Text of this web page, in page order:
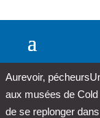
Aurevoir, pécheurs
aux musées de
de se replonger